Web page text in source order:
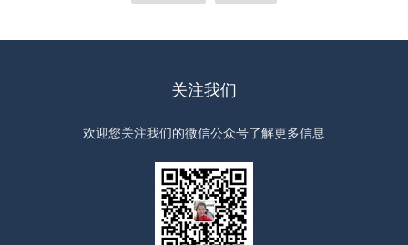
关注我们
欢迎您关注我们的微信公众号了解更多信息